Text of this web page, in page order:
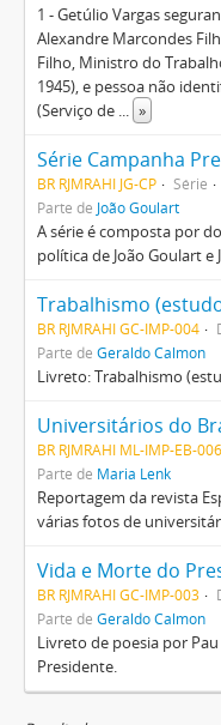
1 - Getúlio Vargas
Alexandre Marcondes
Filho, Ministro do
1945), e pessoa não
(Serviço de ... »
BR RJMRAHI JG-CP Série
Parte de João Goulart
A série é composta por
política de João Goulart e
Trabalhismo
BR RJMRAHI GC-IMP-004
Parte de Geraldo Calmon
Livreto: Trabalhismo
BR RJMRAHI ML-IMP-EB-006
Parte de Maria Lenk
Reportagem da revista
várias fotos de
Vida e Morte do
BR RJMRAHI GC-IMP-003
Parte de Geraldo Calmon
Livreto de poesia por
Presidente.